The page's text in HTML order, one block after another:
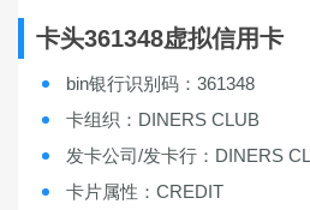
卡头361348虚拟信用卡
bin银行识别码：361348
卡组织：DINERS CLUB
发卡公司/发卡行：DINERS
卡片属性：CREDIT